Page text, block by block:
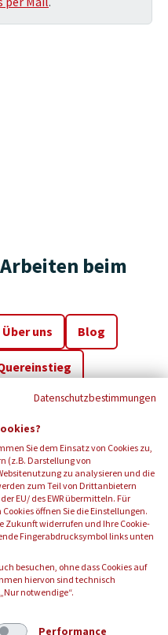
beim
Über uns Blog
UNS:
Roten Kreuzes
Datenschutzbestimmungen
Sie dem Einsatz von Cookies zu,
(z.B. Darstellung von
zu analysieren und die
zum Teil von Drittanbietern
EU/ des EWR übermitteln. Für
öffnen Sie die Einstellungen.
Zukunft widerrufen und Ihre Cookie-
Fingerabdrucksymbol links unten
besuchen, ohne dass Cookies auf
hiervon sind technisch
notwendige“.
Performance